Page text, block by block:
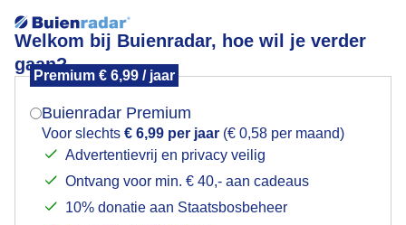
Welkom bij Buienradar, hoe wil je verder
gaan?
Premium € 6,99 / jaar
Buienradar Premium
Voor slechts € 6,99 per jaar (€ 0,58 per maand)
Advertentievrij en privacy veilig
Ontvang voor min. € 40,- aan cadeaus
10% donatie aan Staatsbosbeheer
Tuktuk dan op vakantie.
Mogen we je locatie gebruiken voor het
Indien je hier nog geen akkoord op hebt gegeven,
verschijnt er zo een pop-up uit je browser waarin